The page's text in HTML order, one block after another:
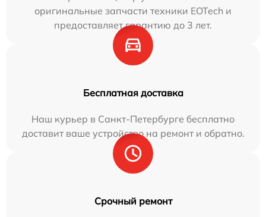
оригинальные запчасти техники EOTech и
предоставляет гарантию до 3 лет.
Бесплатная доставка
Наш курьер в Санкт-Петербурге бесплатно
доставит ваше устройство на ремонт и обратно.
Срочный ремонт